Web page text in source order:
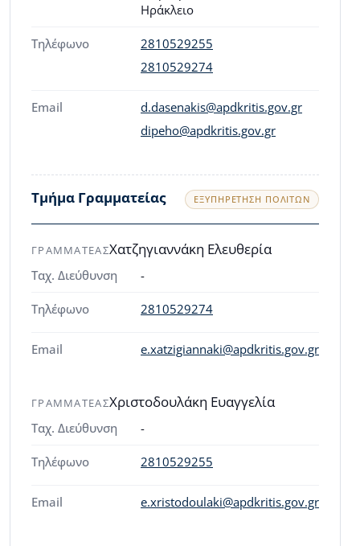
Ηράκλειο
Τηλέφωνο
2810529255
2810529274
Email
d.dasenakis@apdkritis.gov.gr
dipeho@apdkritis.gov.gr
Τμήμα Γραμματείας ΕΞΥΠΗΡΈΤΗΣΗ ΠΟΛΙΤΏΝ
ΓΡΑΜΜΑΤΕΑΣΧατζηγιαννάκη Ελευθερία
Ταχ. Διεύθυνση -
Τηλέφωνο 2810529274
Email e.xatzigiannaki@apdkritis.gov.gr
ΓΡΑΜΜΑΤΕΑΣΧριστοδουλάκη Ευαγγελία
Ταχ. Διεύθυνση -
Τηλέφωνο 2810529255
Email e.xristodoulaki@apdkritis.gov.gr